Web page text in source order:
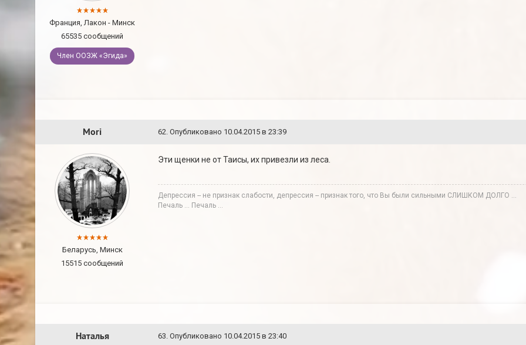
Франция, Лакон - Минск
65535 сообщений
Член ООЗЖ «Эгида»
Mori 62. Опубликовано 10.04.2015 в 23:39
Беларусь, Минск
15515 сообщений
Эти щенки не от Таисы, их привезли из леса.
Депрессия -- не признак слабости, депрессия -- признак того, что Вы были сильными СЛИШКОМ ДОЛГО ...
Печаль ... Печаль ...
Наталья 63. Опубликовано 10.04.2015 в 23:40